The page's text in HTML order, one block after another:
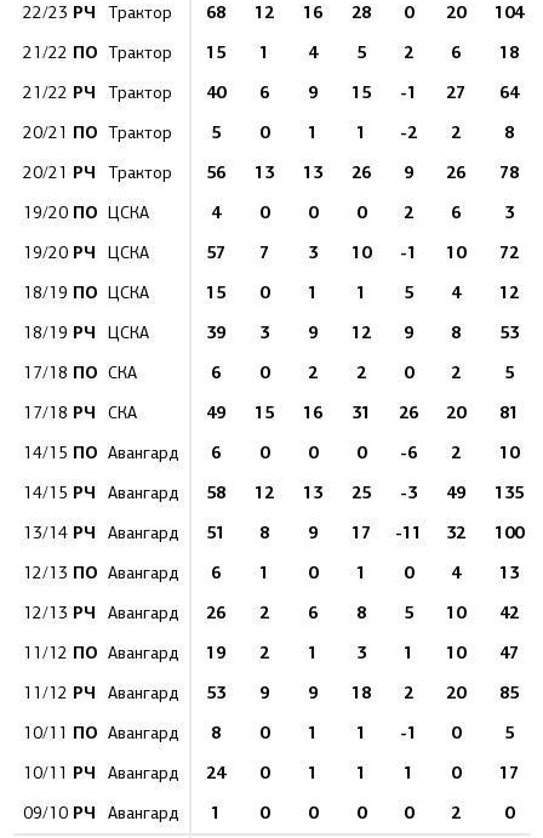
22/23 РЧ Трактор 68 12 16 28 0 20 104
21/22 ПО Трактор 15 1 4 5 2 6 18
21/22 РЧ Трактор 40 6 9 15 -1 27 64
20/21 ПО Трактор 5 0 1 1 -2 2 8
20/21 РЧ Трактор 56 13 13 26 9 26 78
19/20 ПО ЦСКА 4 0 0 0 2 6 3
19/20 РЧ ЦСКА 57 7 3 10 -1 10 72
18/19 ПО ЦСКА 15 0 1 1 5 4 12
18/19 РЧ ЦСКА 39 3 9 12 9 8 53
17/18 ПО СКА 6 0 2 2 0 2 5
17/18 РЧ СКА 49 15 16 31 26 20 81
14/15 ПО Авангард 6 0 0 0 -6 2 10
14/15 РЧ Авангард 58 12 13 25 -3 49 135
13/14 РЧ Авангард 51 8 9 17 -11 32 100
12/13 ПО Авангард 6 1 0 1 0 4 13
12/13 РЧ Авангард 26 2 6 8 5 10 42
11/12 ПО Авангард 19 2 1 3 1 10 47
11/12 РЧ Авангард 53 9 9 18 2 20 85
10/11 ПО Авангард 8 0 1 1 -1 0 5
10/11 РЧ Авангард 24 0 1 1 1 0 17
09/10 РЧ Авангард 1 0 0 0 0 2 0